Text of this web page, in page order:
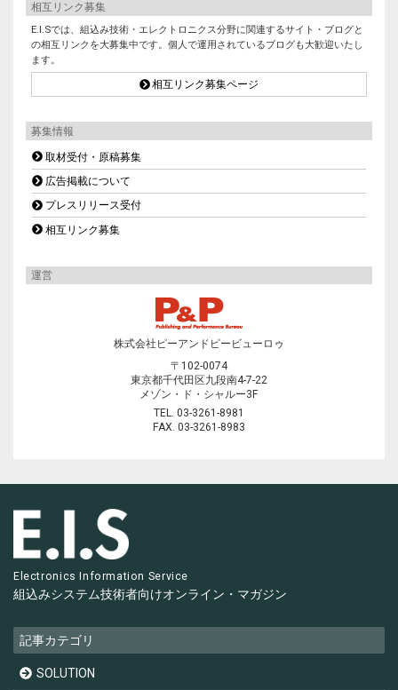
相互リンク募集
E.I.Sでは、組込み技術・エレクトロニクス分野に関連するサイト・ブログと
の相互リンクを大募集中です。個人で運用されているブログも大歓迎いたし
ます。
相互リンク募集ページ
募集情報
取材受付・原稿募集
広告掲載について
プレスリリース受付
相互リンク募集
運営
株式会社ピーアンドピービューロゥ
〒102-0074
東京都千代田区九段南4-7-22
メゾン・ド・シャルー3F
TEL. 03-3261-8981
FAX. 03-3261-8983
Electronics Information Service
組込みシステム技術者向けオンライン・マガジン
記事カテゴリ
SOLUTION